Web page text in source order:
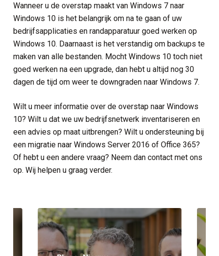
Wanneer u de overstap maakt van Windows 7 naar
Windows 10 is het belangrijk om na te gaan of uw
bedrijfsapplicaties en randapparatuur goed werken op
Windows 10. Daarnaast is het verstandig om backups te
maken van alle bestanden. Mocht Windows 10 toch niet
goed werken na een upgrade, dan hebt u altijd nog 30
dagen de tijd om weer te downgraden naar Windows 7.
Wilt u meer informatie over de overstap naar Windows
10? Wilt u dat we uw bedrijfsnetwerk inventariseren en
een advies op maat uitbrengen? Wilt u ondersteuning bij
een migratie naar Windows Server 2016 of Office 365?
Of hebt u een andere vraag? Neem dan contact met ons
op. Wij helpen u graag verder.